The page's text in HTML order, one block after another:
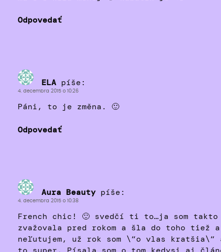
Odpovedať
ELA píše:
4. decembra 2015 o 10:26
Páni, to je změna. 🙂
Odpovedať
Aura Beauty píše:
4. decembra 2015 o 10:38
French chic! 🙂 svedčí ti to…ja som takto
zvažovala pred rokom a šla do toho tiež a
neľutujem, už rok som \“o vlas kratšia\“